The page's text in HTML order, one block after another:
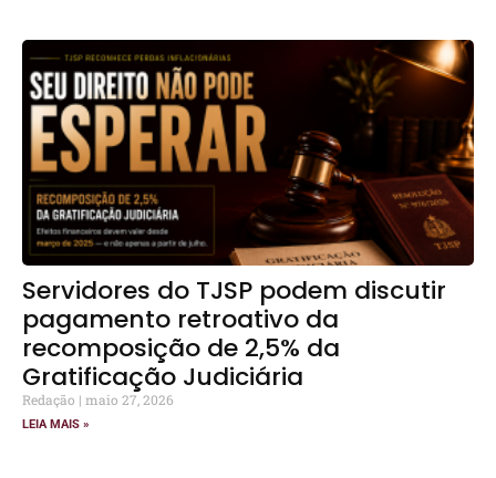
Servidores do TJSP podem discutir
pagamento retroativo da
recomposição de 2,5% da
Gratificação Judiciária
Redação maio 27, 2026
LEIA MAIS »